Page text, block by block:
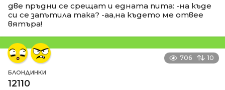
две пръдни се срещат и едната пита: -на къде
си се запътила така? -аа,на където ме отвее
вятъра!
706 10
БЛОНДИНКИ
12110